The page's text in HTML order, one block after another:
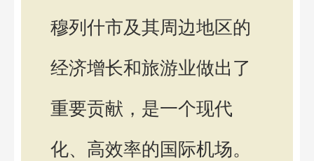
穆列什市及其周边地区的
经济增长和旅游业做出了
重要贡献，是一个现代
化、高效率的国际机场。